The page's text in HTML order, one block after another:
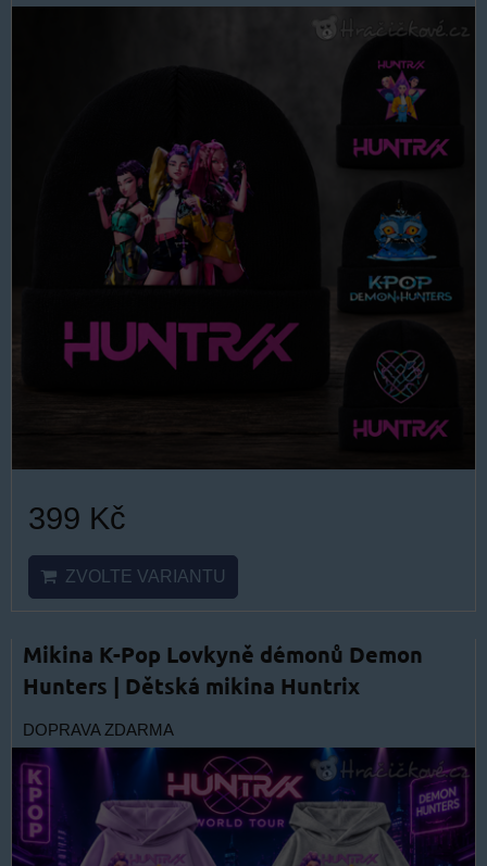
399 Kč
ZVOLTE VARIANTU
Mikina K-Pop Lovkyně démonů Demon
Hunters | Dětská mikina Huntrix
DOPRAVA ZDARMA